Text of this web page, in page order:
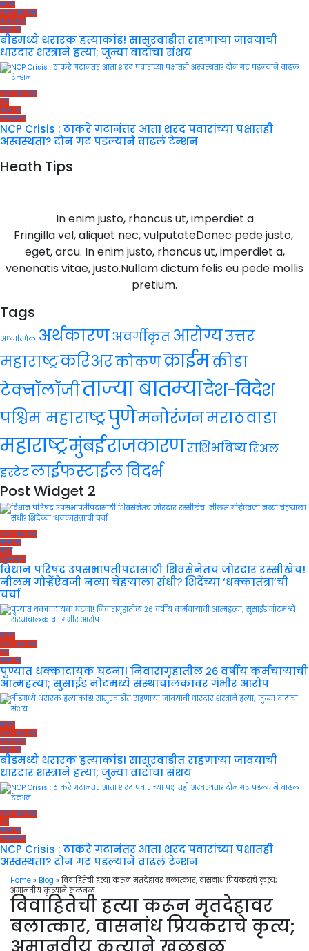
क्राईम
ताज्या बातम्या
मराठवाडा
महाराष्ट्र
बीडमध्ये थरारक हत्याकांड! सासुरवाडीत राहणाऱ्या जावयाची
धारदार शस्त्राने हत्या; जुन्या वादाचा संशय
ताज्या बातम्या
पुणे
महाराष्ट्र
राजकारण
NCP Crisis : ठाकरे गटानंतर आता शरद पवारांच्या पक्षातही
अस्वस्थता? दोन गट पडल्याने वाढलं टेन्शन
Heath Tips
In enim justo, rhoncus ut, imperdiet a
Fringilla vel, aliquet nec, vulputateDonec pede justo,
eget, arcu. In enim justo, rhoncus ut, imperdiet a,
venenatis vitae, justo.Nullam dictum felis eu pede mollis
pretium.
Tags
अध्यात्मिक अर्थकारणअवर्गीकृतआरोग्यउत्तर
महाराष्ट्रकरिअरकोकणक्राईमक्रीडा
टेक्नॉलॉजीताज्या बातम्यादेश-विदेश
पश्चिम महाराष्ट्रपुणेमनोरंजनमराठवाडा
महाराष्ट्रमुंबईराजकारणराशिभविष्यरिअल
इस्टेटलाईफस्टाईलविदर्भ
Post Widget 2
ताज्या बातम्या
महाराष्ट्र
मुंबई
राजकारण
विधान परिषद उपसभापतीपदासाठी शिवसेनेतच जोरदार रस्सीखेच!
नीलम गोऱ्हेंऐवजी नव्या चेहऱ्याला संधी? शिंदेंच्या ‘धक्कातंत्रा’ची
चर्चा
क्राईम
ताज्या बातम्या
पुणे
महाराष्ट्र
पुण्यात धक्कादायक घटना! निवारागृहातील २६ वर्षीय कर्मचाऱ्याची
आत्महत्या; सुसाईड नोटमध्ये संस्थाचालकावर गंभीर आरोप
क्राईम
ताज्या बातम्या
मराठवाडा
महाराष्ट्र
बीडमध्ये थरारक हत्याकांड! सासुरवाडीत राहणाऱ्या जावयाची
धारदार शस्त्राने हत्या; जुन्या वादाचा संशय
ताज्या बातम्या
पुणे
महाराष्ट्र
राजकारण
NCP Crisis : ठाकरे गटानंतर आता शरद पवारांच्या पक्षातही
अस्वस्थता? दोन गट पडल्याने वाढलं टेन्शन
Home » Blog »विवाहितेची हत्या करून मृतदेहावर बलात्कार, वासनांध प्रियकराचे कृत्य;
अमानवीय कृत्याने खळबळ
विवाहितेची हत्या करून मृतदेहावर
बलात्कार, वासनांध प्रियकराचे कृत्य;